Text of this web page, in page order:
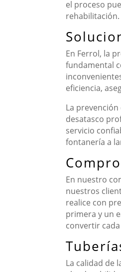
el proceso
rehabilitación.
En Ferrol, la
fundamental
eficiencia,
La
desatasco
servicio
fontanería a
En nuestro
nuestros
realice con
primera y un
convertir
La calidad de